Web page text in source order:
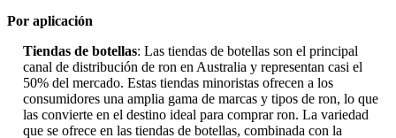
Por aplicación
Tiendas de botellas: Las tiendas de botellas son el principal
canal de distribución de ron en Australia y representan casi el
50% del mercado. Estas tiendas minoristas ofrecen a los
consumidores una amplia gama de marcas y tipos de ron, lo que
las convierte en el destino ideal para comprar ron. La variedad
que se ofrece en las tiendas de botellas, combinada con la